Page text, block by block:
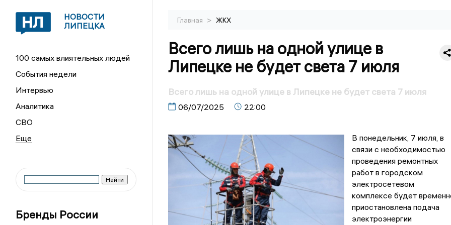
НОВОСТИ
ЛИПЕЦКА
100 самых влиятельных людей
События недели
Интервью
Аналитика
СВО
Бренды России
Главная > ЖКХ
Всего лишь на одной улице в
Липецке не будет света 7 июля
Всего лишь на одной улице в Липецке не будет света 7 июля
06/07/2025 22:00
В понедельник, 7 июля, в
связи с необходимостью
проведения ремонтных
работ в городском
электросетевом
комплексе будет
приостановлена подача
электроэнергии